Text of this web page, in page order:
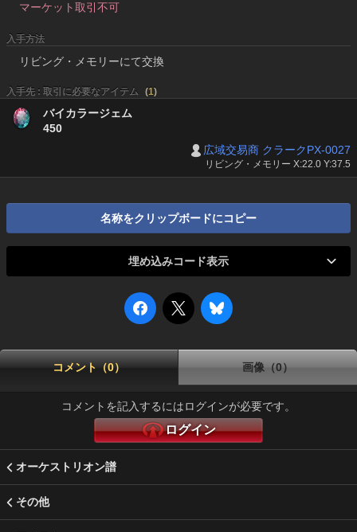
マーケット取引不可
入手方法
リビング・メモリーにて交換
入手先 : 取引に必要なアイテム (1)
バイカラージェム
450
広域交易商 クラークPX-0027
リビング・メモリー X:22.0 Y:37.5
名称をクリップボードにコピー
埋め込みコード表示
コメント（0） 画像（0）
コメントを記入するにはログインが必要です。
ログイン
オーケストリオン譜
その他